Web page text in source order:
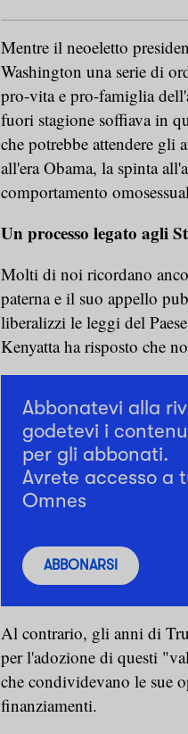
Mentre il neoeletto
Washington una serie di
pro-vita e pro-famiglia
fuori stagione soffiava in
che potrebbe attendere
all'era Obama, la spinta
comportamento
Un processo legato agli
Molti di noi ricordano
paterna e il suo appello
liberalizzi le leggi del
Kenyatta ha risposto che
Abbonatevi alla
godetevi i
per gli abbonati.
Avrete accesso a
Omnes
ABBONARSI
Al contrario, gli anni di
per l'adozione di questi
che condividevano le sue
finanziamenti.